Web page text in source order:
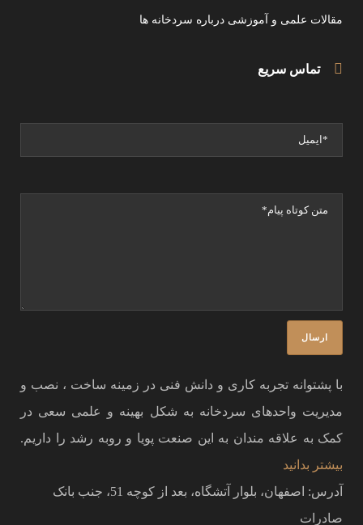
مقالات علمی و آموزشی درباره سردخانه ها
تماس سریع
با پشتوانه تجربه کاری و دانش فنی در زمینه ساخت ، نصب و
مدیریت واحدهای سردخانه به شکل بهینه و علمی سعی در
کمک به علاقه مندان به این صنعت پویا و روبه رشد را داریم.
بیشتر بدانید
آدرس: اصفهان، بلوار آتشگاه، بعد از کوچه 51، جنب بانک
صادرات